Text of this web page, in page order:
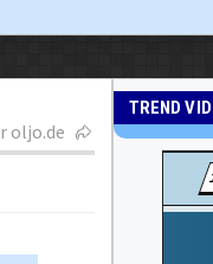
oljo.de
TREND